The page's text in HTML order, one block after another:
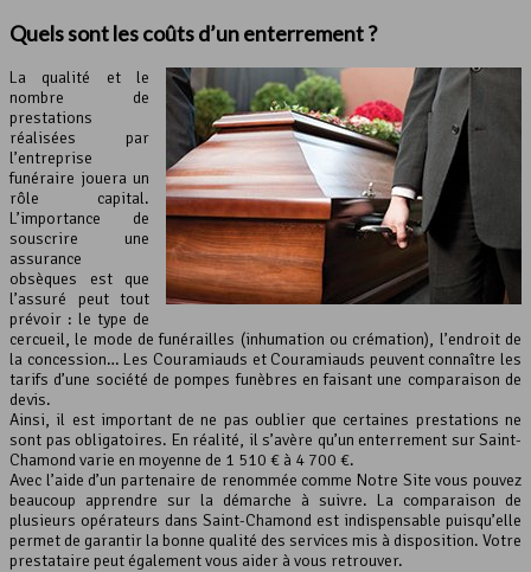
Quels sont les coûts d’un enterrement?
La qualité et le
nombre de
prestations
réalisées par
l’entreprise
funéraire jouera un
rôle capital.
L’importance de
souscrire une
assurance
obsèques est que
l’assuré peut tout
prévoir : le type de
cercueil, le mode de funérailles (inhumation ou crémation), l’endroit de
la concession… Les Couramiauds et Couramiauds peuvent connaître les
tarifs d’une société de pompes funèbres en faisant une comparaison de
devis.
Ainsi, il est important de ne pas oublier que certaines prestations ne
sont pas obligatoires. En réalité, il s’avère qu’un enterrement sur Saint-
Chamond varie en moyenne de 1 510 € à 4 700 €.
Avec l’aide d’un partenaire de renommée comme Notre Site vous pouvez
beaucoup apprendre sur la démarche à suivre. La comparaison de
plusieurs opérateurs dans Saint-Chamond est indispensable puisqu’elle
permet de garantir la bonne qualité des services mis à disposition. Votre
prestataire peut également vous aider à vous retrouver.